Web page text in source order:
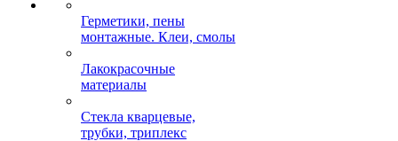
Герметики, пены
монтажные. Клеи, смолы
Лакокрасочные
материалы
Стекла кварцевые,
трубки, триплекс